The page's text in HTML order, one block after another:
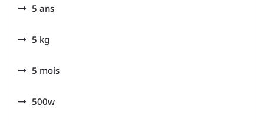
5 ans
5 kg
5 mois
500w